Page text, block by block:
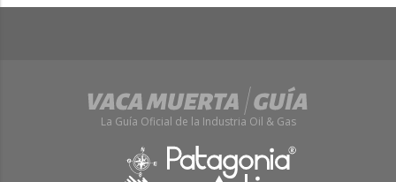
La Guía Oficial de la Industria Oil & Gas